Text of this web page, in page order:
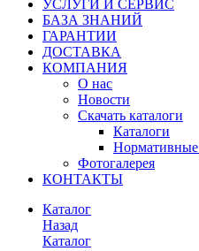
УСЛУГИ И СЕРВИС
БАЗА ЗНАНИЙ
ГАРАНТИИ
ДОСТАВКА
КОМПАНИЯ
О нас
Новости
Скачать каталоги
Каталоги
Фотогалерея
КОНТАКТЫ
Каталог
Назад
Каталог